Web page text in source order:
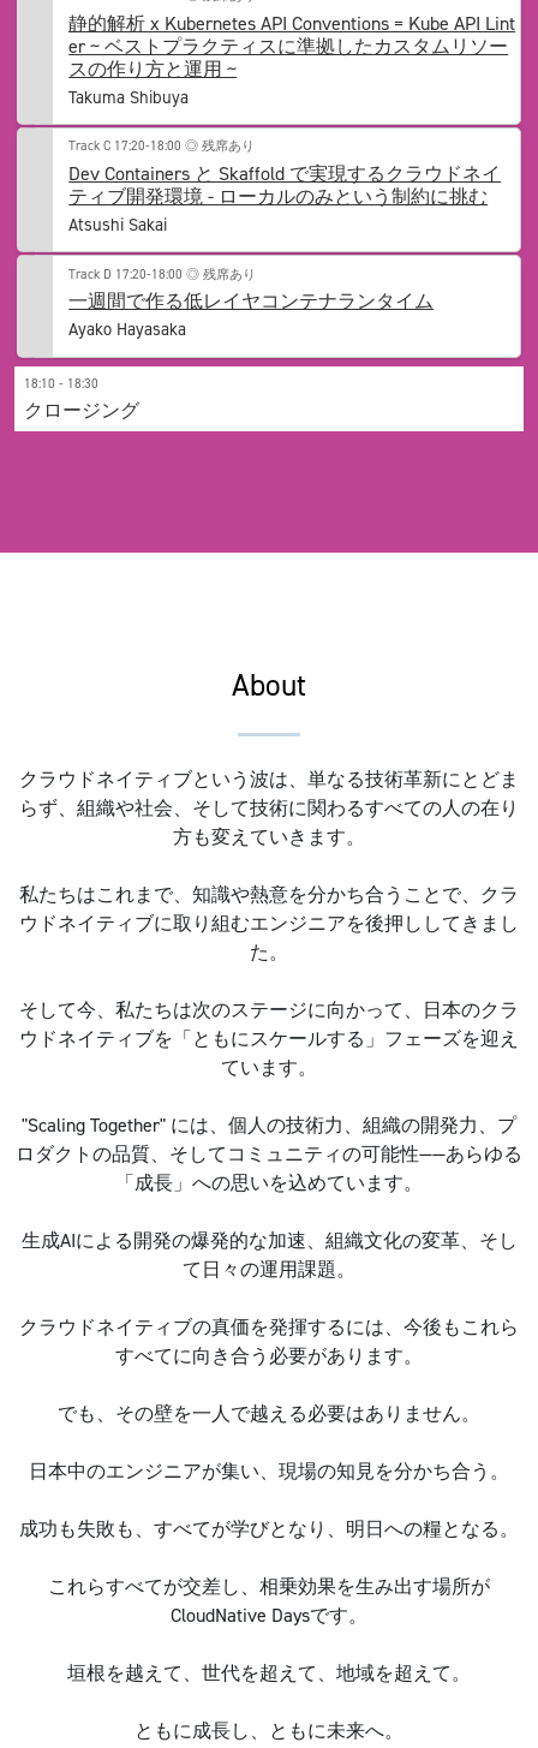
静的解析 x Kubernetes API Conventions = Kube API Lint
er ~ ベストプラクティスに準拠したカスタムリソー
スの作り方と運用 ~
Takuma Shibuya
Track C 17:20-18:00◎ 残席あり
Dev Containers と Skaffold で実現するクラウドネイ
ティブ開発環境 - ローカルのみという制約に挑む
Atsushi Sakai
Track D 17:20-18:00◎ 残席あり
一週間で作る低レイヤコンテナランタイム
Ayako Hayasaka
18:10 - 18:30
クロージング
About
クラウドネイティブという波は、単なる技術革新にとどま
らず、組織や社会、そして技術に関わるすべての人の在り
方も変えていきます。
私たちはこれまで、知識や熱意を分かち合うことで、クラ
ウドネイティブに取り組むエンジニアを後押ししてきまし
た。
そして今、私たちは次のステージに向かって、日本のクラ
ウドネイティブを「ともにスケールする」フェーズを迎え
ています。
"Scaling Together" には、個人の技術力、組織の開発力、プ
ロダクトの品質、そしてコミュニティの可能性——あらゆる
「成長」への思いを込めています。
生成AIによる開発の爆発的な加速、組織文化の変革、そし
て日々の運用課題。
クラウドネイティブの真価を発揮するには、今後もこれら
すべてに向き合う必要があります。
でも、その壁を一人で越える必要はありません。
日本中のエンジニアが集い、現場の知見を分かち合う。
成功も失敗も、すべてが学びとなり、明日への糧となる。
これらすべてが交差し、相乗効果を生み出す場所が
CloudNative Daysです。
垣根を越えて、世代を超えて、地域を超えて。
ともに成長し、ともに未来へ。